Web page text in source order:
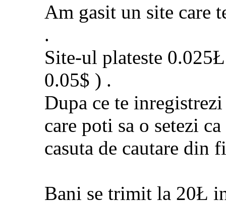
Am gasit un site care
.
Site-ul plateste
0.05$ ) .
Dupa ce te
care poti sa o setezi
casuta de cautare din
Bani se trimit la 20Ł